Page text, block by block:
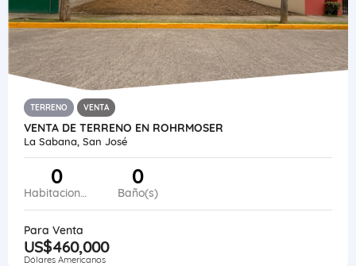
TERRENO VENTA
VENTA DE TERRENO EN ROHRMOSER
La Sabana, San José
0
Habitaciones
0
Baño(s)
Para Venta
US$460,000
Dólares Americanos